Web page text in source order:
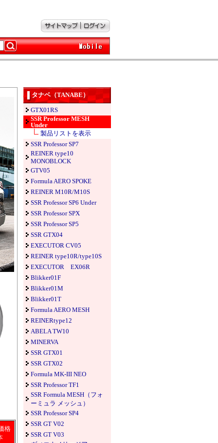
格
タナベ（TANABE）
GTX01RS
SSR Professor MESH
Under
製品リストを表示
SSR Professor SP7
REINER type10
MONOBLOCK
GTV05
Formula AERO SPOKE
REINER M10R/M10S
SSR Professor SP6 Under
SSR Professor SPX
SSR Professor SP5
SSR GTX04
EXECUTOR CV05
REINER type10R/type10S
EXECUTOR EX06R
Blikker01F
Blikker01M
Blikker01T
Formula AERO MESH
REINERtype12
ABELA TW10
MINERVA
SSR GTX01
SSR GTX02
Formula MK-III NEO
SSR Professor TF1
SSR Formula MESH（フォ
ーミュラ メッシュ）
SSR Professor SP4
SSR GT V02
SSR GT V03